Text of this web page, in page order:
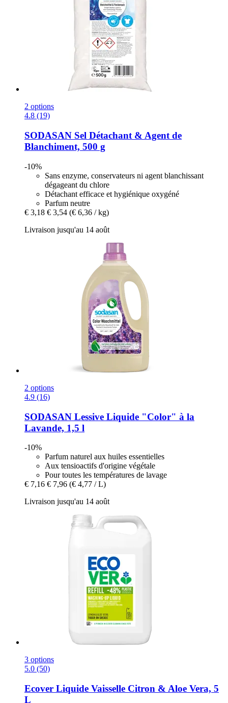
2 options
4.8 (19)
SODASAN Sel Détachant & Agent de
Blanchiment, 500 g
-10%
Sans enzyme, conservateurs ni agent blanchissant
dégageant du chlore
Détachant efficace et hygiénique oxygéné
Parfum neutre
€ 3,18 € 3,54 (€ 6,36 / kg)
Livraison jusqu'au 14 août
2 options
4.9 (16)
SODASAN Lessive Liquide "Color" à la
Lavande, 1,5 l
-10%
Parfum naturel aux huiles essentielles
Aux tensioactifs d'origine végétale
Pour toutes les températures de lavage
€ 7,16 € 7,96 (€ 4,77 / L)
Livraison jusqu'au 14 août
3 options
5.0 (50)
Ecover Liquide Vaisselle Citron & Aloe Vera, 5
L